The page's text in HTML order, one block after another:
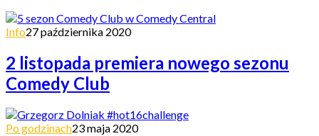
Info27 października 2020
2 listopada premiera nowego sezonu
Comedy Club
Po godzinach23 maja 2020